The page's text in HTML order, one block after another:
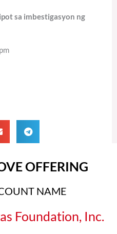
sa imbestigasyon ng
OFFERING
NAME
Foundation, Inc.